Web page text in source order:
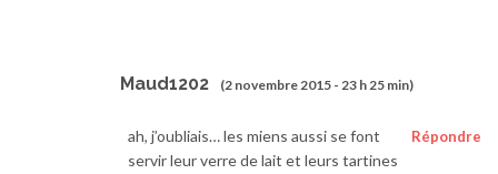
Maud1202 (2 novembre 2015 - 23 h 25 min)
Répondre
ah, j’oubliais… les miens aussi se font
servir leur verre de lait et leurs tartines